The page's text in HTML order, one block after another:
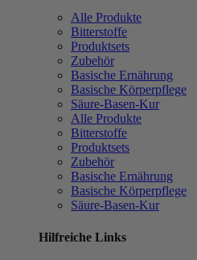
Alle Produkte
Bitterstoffe
Produktsets
Zubehör
Basische Ernährung
Basische Körperpflege
Säure-Basen-Kur
Alle Produkte
Bitterstoffe
Produktsets
Zubehör
Basische Ernährung
Basische Körperpflege
Säure-Basen-Kur
Hilfreiche Links